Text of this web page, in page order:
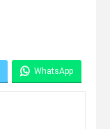
WhatsApp